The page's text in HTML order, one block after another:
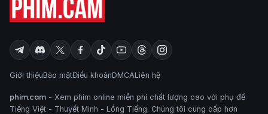
Giới thiệuBảo mậtĐiều khoảnDMCALiên hệ
phim.cam- Xem phim online miễn phí chất lượng cao với phụ đề
Tiếng Việt - Thuyết Minh - Lồng Tiếng. Chúng tôi cung cấp hơn